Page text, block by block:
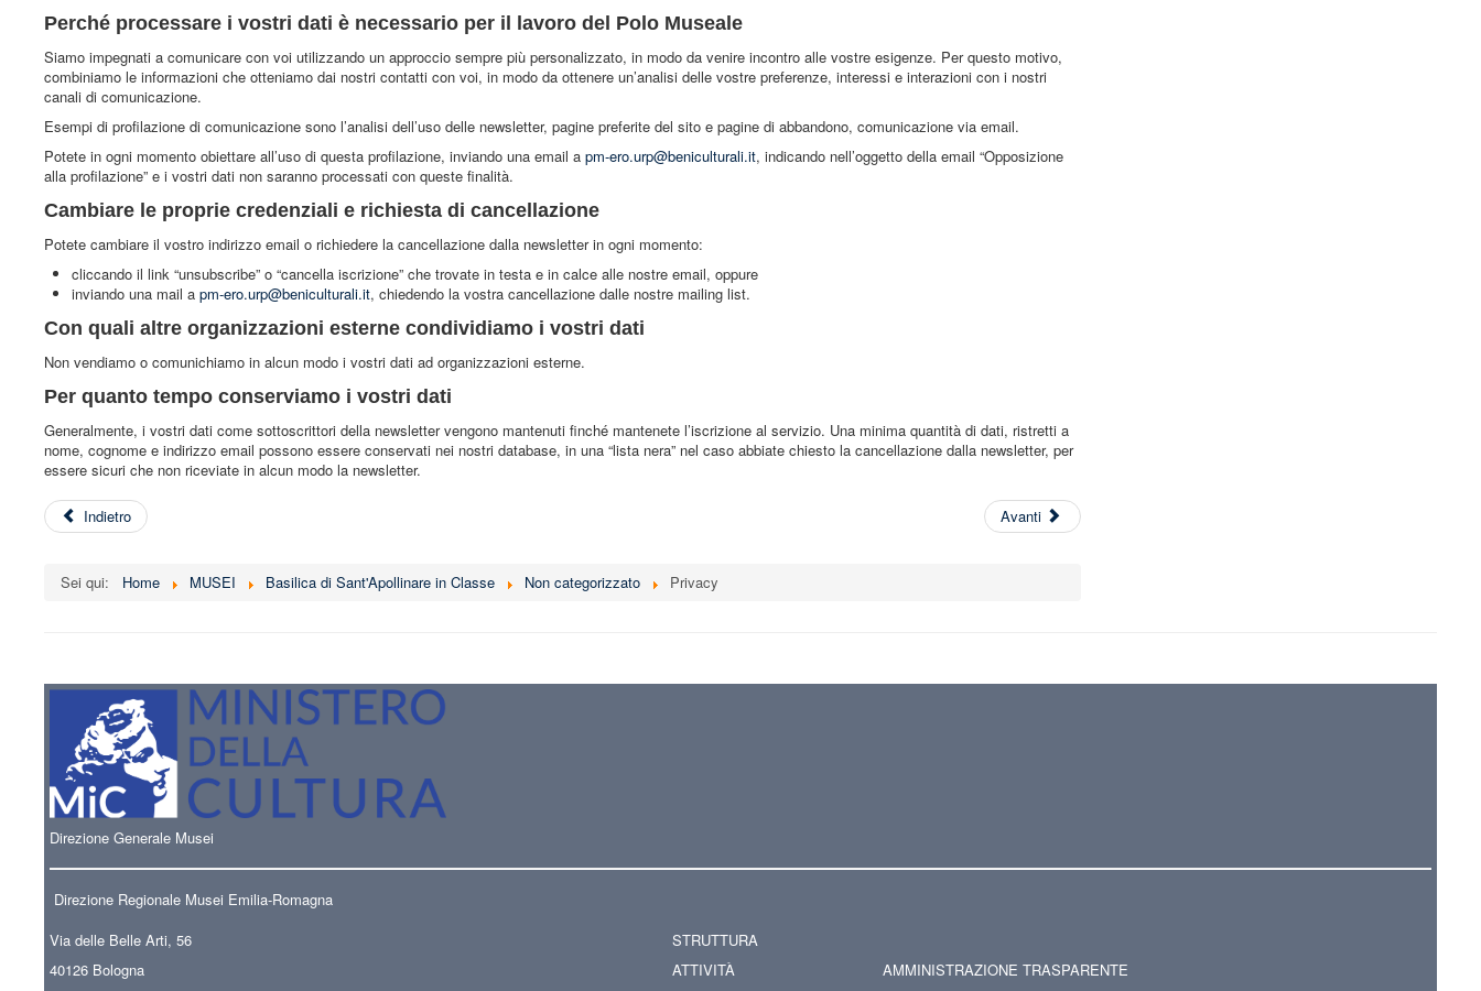
Perché processare i vostri dati è necessario per il lavoro del Polo Museale
Siamo impegnati a comunicare con voi utilizzando un approccio sempre più personalizzato, in modo da venire incontro alle vostre esigenze. Per questo motivo,
combiniamo le informazioni che otteniamo dai nostri contatti con voi, in modo da ottenere un’analisi delle vostre preferenze, interessi e interazioni con i nostri
canali di comunicazione.
Esempi di profilazione di comunicazione sono l’analisi dell’uso delle newsletter, pagine preferite del sito e pagine di abbandono, comunicazione via email.
Potete in ogni momento obiettare all’uso di questa profilazione, inviando una email a pm-ero.urp@beniculturali.it, indicando nell’oggetto della email “Opposizione
alla profilazione” e i vostri dati non saranno processati con queste finalità.
Cambiare le proprie credenziali e richiesta di cancellazione
Potete cambiare il vostro indirizzo email o richiedere la cancellazione dalla newsletter in ogni momento:
cliccando il link “unsubscribe” o “cancella iscrizione” che trovate in testa e in calce alle nostre email, oppure
inviando una mail a pm-ero.urp@beniculturali.it, chiedendo la vostra cancellazione dalle nostre mailing list.
Con quali altre organizzazioni esterne condividiamo i vostri dati
Non vendiamo o comunichiamo in alcun modo i vostri dati ad organizzazioni esterne.
Per quanto tempo conserviamo i vostri dati
Generalmente, i vostri dati come sottoscrittori della newsletter vengono mantenuti finché mantenete l’iscrizione al servizio. Una minima quantità di dati, ristretti a
nome, cognome e indirizzo email possono essere conservati nei nostri database, in una “lista nera” nel caso abbiate chiesto la cancellazione dalla newsletter, per
essere sicuri che non riceviate in alcun modo la newsletter.
Indietro Avanti
Sei qui: Home MUSEI Basilica di Sant'Apollinare in Classe Non categorizzato Privacy
Direzione Generale Musei
Direzione Regionale Musei Emilia-Romagna
Via delle Belle Arti, 56
40126 Bologna
STRUTTURA
ATTIVITÀ
AMMINISTRAZIONE TRASPARENTE